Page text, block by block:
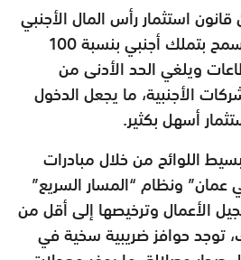
استثمار رأس المال الأجنبي
الصادر في عام 2020 يسمح بتملك أجنبي بنسبة 100
ويلغي الحد الأدنى من
الأجنبية، ما يجعل الدخول
أسهل بكثير.
اللوائح من خلال مبادرات
عمان” ونظام “المسار السريع”
الأعمال وترخيصها إلى أقل من
توجد حوافز ضريبية سخية في